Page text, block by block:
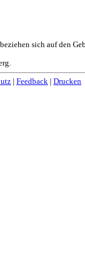
sich auf den
Feedback Drucken